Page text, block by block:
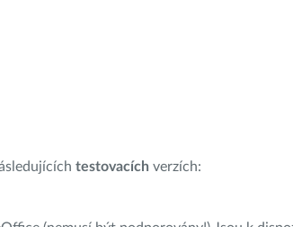
testovacích verzích: